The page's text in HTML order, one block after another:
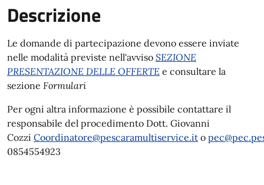
Descrizione
Le domande di partecipazione devono essere inviate
nelle modalità previste nell'avviso SEZIONE
PRESENTAZIONE DELLE OFFERTE e consultare la
sezione Formulari
Per ogni altra informazione è possibile contattare il
responsabile del procedimento Dott. Giovanni
Cozzi Coordinatore@pescaramultiservice.it o
0854554923